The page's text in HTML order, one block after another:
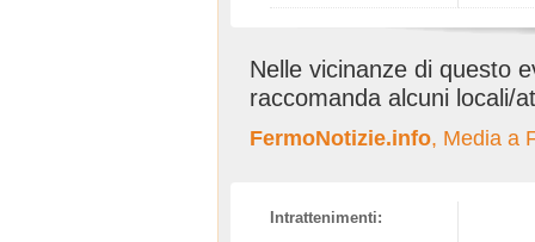
Nelle vicinanze di questo
raccomanda alcuni locali/
FermoNotizie.info, Media a
Intrattenimenti: